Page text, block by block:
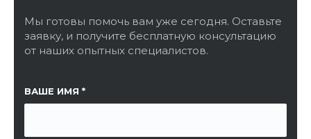
Мы готовы помочь вам уже сегодня. Оставьте
заявку, и получите бесплатную консультацию
от наших опытных специалистов.
ВАШЕ ИМЯ
ССЫЛКА НА СТРАНИЦУ